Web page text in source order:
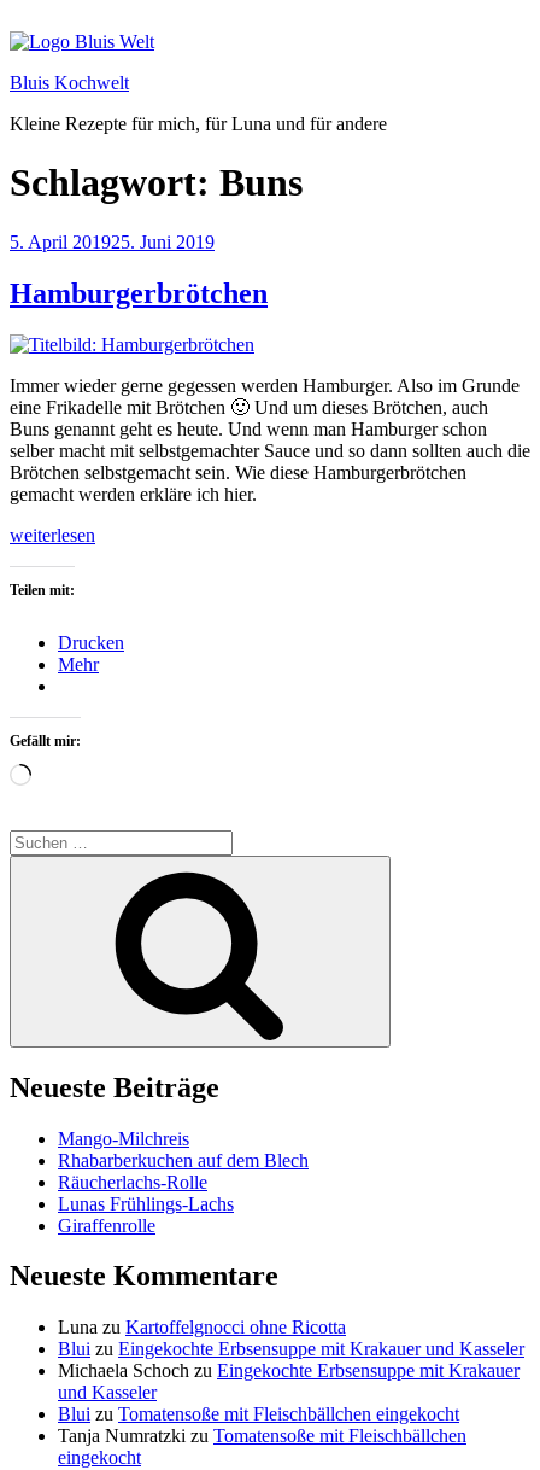
Inhalt
Bluis Kochwelt
Kleine Rezepte für mich, für Luna und für andere
Schlagwort: Buns
Veröffentlicht
5. April 201925. Juni 2019
Hamburgerbrötchen
Immer wieder gerne gegessen werden Hamburger. Also im Grunde
eine Frikadelle mit Brötchen 🙂 Und um dieses Brötchen, auch
Buns genannt geht es heute. Und wenn man Hamburger schon
selber macht mit selbstgemachter Sauce und so dann sollten auch die
Brötchen selbstgemacht sein. Wie diese Hamburgerbrötchen
gemacht werden erkläre ich hier.
„Hamburgerbrötchen“
weiterlesen
Teilen mit:
Drucken
Mehr
Gefällt mir:
Wird
Suchen
nach:
Neueste Beiträge
Mango-Milchreis
Rhabarberkuchen auf dem Blech
Räucherlachs-Rolle
Lunas Frühlings-Lachs
Giraffenrolle
Neueste Kommentare
Luna zu Kartoffelgnocci ohne Ricotta
Blui zu Eingekochte Erbsensuppe mit Krakauer und Kasseler
Michaela Schoch zu Eingekochte Erbsensuppe mit Krakauer
und Kasseler
Blui zu Tomatensoße mit Fleischbällchen eingekocht
Tanja Numratzki zu Tomatensoße mit Fleischbällchen
eingekocht